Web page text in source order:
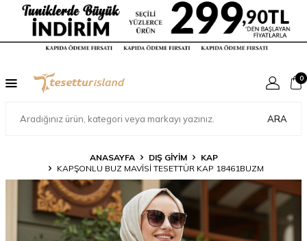
ARA
0
ANASAYFA DIŞ GİYİM
KAP
KAPŞONLU BUZ MAVISI TESETTÜR KAP 18461BUZM